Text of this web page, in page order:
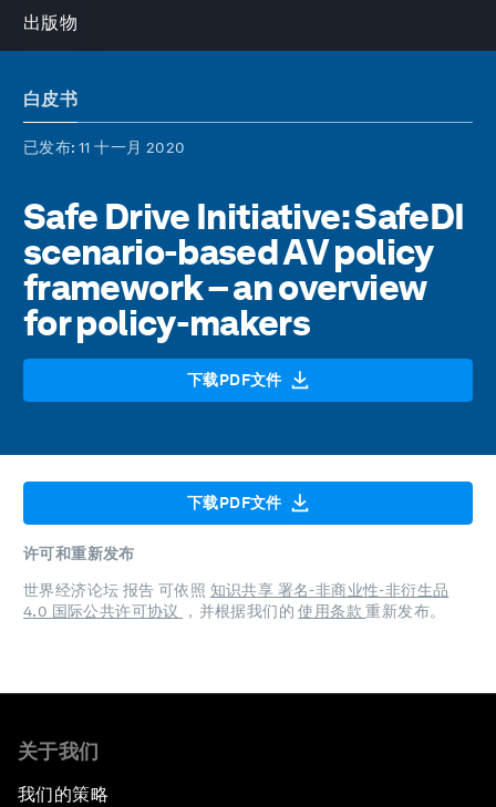
出版物
白皮书
已发布: 11 十一月 2020
Safe Drive Initiative: SafeDI
scenario-based AV policy
framework – an overview
for policy-makers
下载PDF文件
下载PDF文件
许可和重新发布
世界经济论坛 报告 可依照 知识共享 署名-非商业性-非衍生品
4.0 国际公共许可协议
，并根据我们的使用条款重新发布。
关于我们
我们的策略